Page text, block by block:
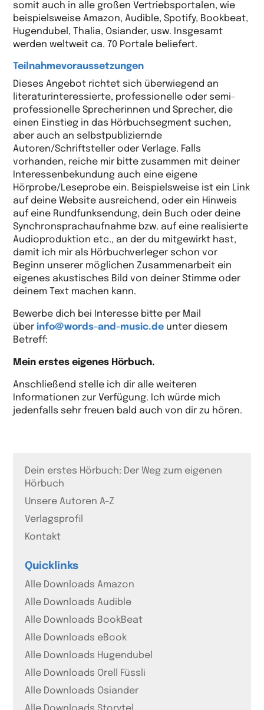
somit auch in alle großen Vertriebsportalen, wie
beispielsweise Amazon, Audible, Spotify, Bookbeat,
Hugendubel, Thalia, Osiander, usw. Insgesamt
werden weltweit ca. 70 Portale beliefert.
Teilnahmevoraussetzungen
Dieses Angebot richtet sich überwiegend an
literaturinteressierte, professionelle oder semi-
professionelle Sprecherinnen und Sprecher, die
einen Einstieg in das Hörbuchsegment suchen,
aber auch an selbstpubliziernde
Autoren/Schriftsteller oder Verlage. Falls
vorhanden, reiche mir bitte zusammen mit deiner
Interessenbekundung auch eine eigene
Hörprobe/Leseprobe ein. Beispielsweise ist ein Link
auf deine Website ausreichend, oder ein Hinweis
auf eine Rundfunksendung, dein Buch oder deine
Synchronsprachaufnahme bzw. auf eine realisierte
Audioproduktion etc., an der du mitgewirkt hast,
damit ich mir als Hörbuchverleger schon vor
Beginn unserer möglichen Zusammenarbeit ein
eigenes akustisches Bild von deiner Stimme oder
deinem Text machen kann.
Bewerbe dich bei Interesse bitte per Mail
überinfo@words-and-music.de unter diesem
Betreff:
Mein erstes eigenes Hörbuch.
Anschließend stelle ich dir alle weiteren
Informationen zur Verfügung. Ich würde mich
jedenfalls sehr freuen bald auch von dir zu hören.
Dein erstes Hörbuch: Der Weg zum eigenen
Hörbuch
Unsere Autoren A-Z
Verlagsprofil
Kontakt
Quicklinks
Alle Downloads Amazon
Alle Downloads Audible
Alle Downloads BookBeat
Alle Downloads eBook
Alle Downloads Hugendubel
Alle Downloads Orell Füssli
Alle Downloads Osiander